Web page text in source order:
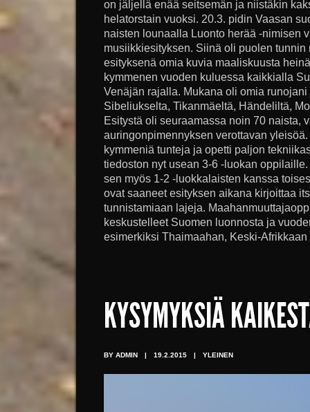
on jäljellä enää seitsemän ja niistäkin
helatorstain vuoksi. 20.3. pidin Vaasan
naisten lounaalla Luonto herää -nimisen
musiikkiesityksen. Siinä oli puolen tunnin
esityksenä omia kuvia maaliskuusta
kymmenen vuoden kuluessa kaikkialla
Venäjän rajalla. Mukana oli omia
Sibeliukselta, Tikanmäeltä, Händeliltä,
Esitystä oli seuraamassa noin 70 naista,
auringonpimennyksen verottavan
kymmeniä tunteja ja opetti paljon
tiedoston nyt usean 3-6 -luokan
sen myös 1-2 -luokkalaisten kanssa
ovat saaneet esityksen aikana kirjoittaa
tunnistamiaan lajeja.
keskustelleet Suomen luonnosta ja
esimerkiksi Thaimaahan, Keski-
KYSYMYKSIÄ
BY ADMIN | 19.2.2015 | YLEINEN